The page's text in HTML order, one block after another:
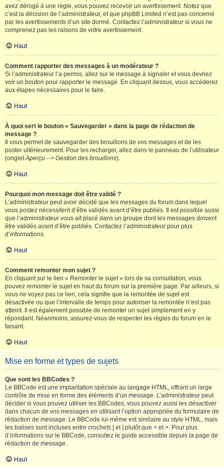
avez dérogé à une règle, vous pouvez recevoir un avertissement. Notez que
c’est la décision de l’administrateur, et que phpBB Limited n’est pas concerné
par les avertissements d’un site donné. Contactez l’administrateur si vous ne
comprenez pas les raisons de votre avertissement.
Haut
Comment rapporter des messages à un modérateur ?
Si l’administrateur l’a permis, allez sur le message à signaler et vous devriez
voir un bouton pour rapporter le message. En cliquant dessus, vous accéderez
aux étapes nécessaires pour le faire.
Haut
À quoi sert le bouton « Sauvegarder » dans la page de rédaction de
message ?
Il vous permet de sauvegarder des brouillons de vos messages et de les
poster ultérieurement. Pour les recharger, allez dans le panneau de l’utilisateur
(ongletAperçu --> Gestion des brouillons).
Haut
Pourquoi mon message doit être validé ?
L’administrateur peut avoir décidé que les messages du forum dans lequel
vous postez nécessitent d’être validés avant d’être publiés. Il est possible aussi
que l’administrateur vous ait placé dans un groupe dont les messages doivent
être validés avant d’être publiés. Contactez l’administrateur pour plus
d’informations.
Haut
Comment remonter mon sujet ?
En cliquant sur le lien « Remonter le sujet » lors de sa consultation, vous
pouvez remonterle sujet en haut du forum sur la première page. Par ailleurs, si
vous ne voyez pas ce lien, cela signifie que la remontée de sujet est
désactivée ou que l’intervalle de temps pour autoriser la remontée n’est pas
atteint. Il est également possible de remonter un sujet simplement en y
répondant. Néanmoins, assurez-vous de respecter les règles du forum en le
faisant.
Haut
Mise en forme et types de sujets
Que sont les BBCodes ?
Le BBCode est une implantation spéciale au langage HTML, offrant un large
contrôle de mise en forme des éléments d’un message. L’administrateur peut
décider si vous pouvez utiliser les BBCodes, vous pouvez aussi les désactiver
dans chacun de vos messages en utilisant l’option appropriée du formulaire de
rédaction de message. Le BBCode lui-même est similaire au style HTML, mais
les balises sont incluses entre crochets [ et ] plutôt que < et >. Pour plus
d’informations sur le BBCode, consultez le guide accessible depuis la page de
rédaction de message.
Haut